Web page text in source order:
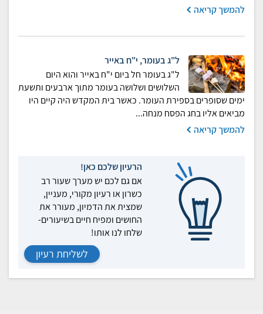
להמשך קריאה
ל"ג בעומר, י"ח באייר
ל"ג בעומר חל ביום י"ח באייר והוא היום
השלושים ושלושה בעומר מתוך ארבעים ותשעת
ימים שסופרים בספירת העומר. כאשר בית המקדש היה קיים היו
מביאים אליו בחג הפסח מנחה...
להמשך קריאה
הרעיון שלכם כאן!
אם גם לכם יש מערך שעור רב
כשרון או רעיון מקורי, מעניין,
שמצית את הדמיון, מעורר את
החושים ומפיח חיים בשיעורים-
שלחו לנו אותו!
לשליחת רעיון